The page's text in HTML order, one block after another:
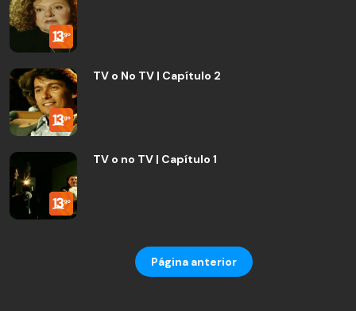
TV o No TV | Capítulo 2
TV o no TV | Capítulo 1
Página anterior